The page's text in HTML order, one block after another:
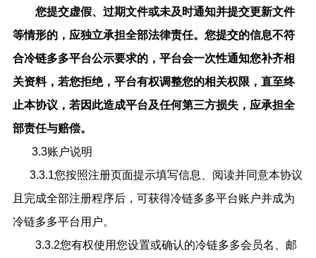
您提交虚假、过期文件或未及时通知并提交更新文件
等情形的，应独立承担全部法律责任。您提交的信息不符
合冷链多多平台公示要求的，平台会一次性通知您补齐相
关资料，若您拒绝，平台有权调整您的相关权限，直至终
止本协议，若因此造成平台及任何第三方损失，应承担全
部责任与赔偿。
3.3账户说明
3.3.1您按照注册页面提示填写信息、阅读并同意本协议
且完成全部注册程序后，可获得冷链多多平台账户并成为
冷链多多平台用户。
3.3.2您有权使用您设置或确认的冷链多多会员名、邮